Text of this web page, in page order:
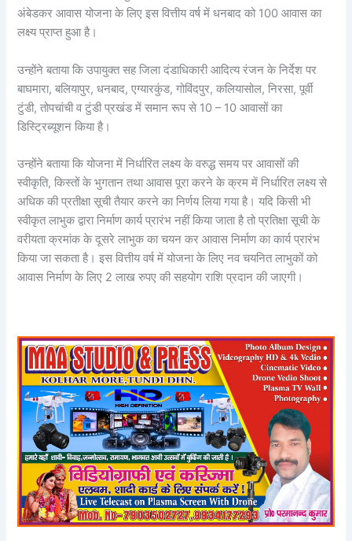
अंबेडकर आवास योजना के लिए इस वित्तीय वर्ष में धनबाद को 100 आवास का
लक्ष्य प्राप्त हुआ है।
उन्होंने बताया कि उपायुक्त सह जिला दंडाधिकारी आदित्य रंजन के निर्देश पर
बाघमारा, बलियापुर, धनबाद, एग्यारकुंड, गोविंदपुर, कलियासोल, निरसा, पूर्वी
टुंडी, तोपचांची व टुंडी प्रखंड में समान रूप से 10 – 10 आवासों का
डिस्ट्रिब्यूशन किया है।
उन्होंने बताया कि योजना में निर्धारित लक्ष्य के वरुद्ध समय पर आवासों की
स्वीकृति, किस्तों के भुगतान तथा आवास पूरा करने के क्रम में निर्धारित लक्ष्य से
अधिक की प्रतीक्षा सूची तैयार करने का निर्णय लिया गया है। यदि किसी भी
स्वीकृत लाभुक द्वारा निर्माण कार्य प्रारंभ नहीं किया जाता है तो प्रतिक्षा सूची के
वरीयता क्रमांक के दूसरे लाभुक का चयन कर आवास निर्माण का कार्य प्रारंभ
किया जा सकता है। इस वित्तीय वर्ष में योजना के लिए नव चयनित लाभुकों को
आवास निर्माण के लिए 2 लाख रुपए की सहयोग राशि प्रदान की जाएगी।